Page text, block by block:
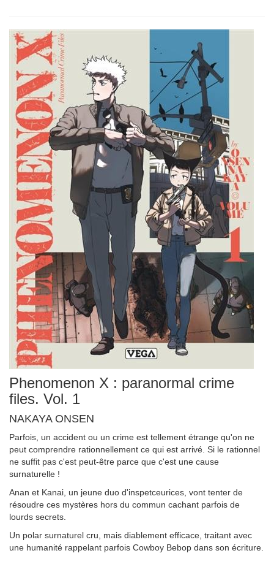
Phenomenon X : paranormal crime
files. Vol. 1
NAKAYA ONSEN
Parfois, un accident ou un crime est tellement étrange qu'on ne
peut comprendre rationnellement ce qui est arrivé. Si le rationnel
ne suffit pas c'est peut-être parce que c'est une cause
surnaturelle !
Anan et Kanai, un jeune duo d'inspetceurices, vont tenter de
résoudre ces mystères hors du commun cachant parfois de
lourds secrets.
Un polar surnaturel cru, mais diablement efficace, traitant avec
une humanité rappelant parfois Cowboy Bebop dans son écriture.